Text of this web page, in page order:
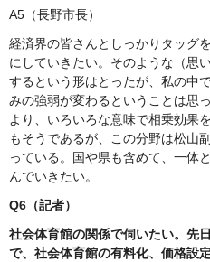
A5（長野市長）
経済界の皆さんとしっかりタッグ
にしていきたい。そのような（思
するという形はとったが、私の中
みの強弱が変わるということは思
より、いろいろな意味で相乗効果
もそうであるが、この分野は松山
っている。国や県も含めて、一体
んでいきたい。
Q6（記者）
社会体育館の関係で伺いたい。先
で、社会体育館の有料化、価格設